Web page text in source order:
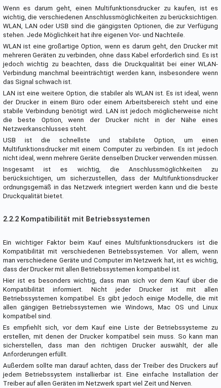
Wenn es darum geht, einen Multifunktionsdrucker zu kaufen, ist es
wichtig, die verschiedenen Anschlussmöglichkeiten zu berücksichtigen.
WLAN, LAN oder USB sind die gängigsten Optionen, die zur Verfügung
stehen. Jede Möglichkeit hat ihre eigenen Vor- und Nachteile.
WLAN ist eine großartige Option, wenn es darum geht, den Drucker mit
mehreren Geräten zu verbinden, ohne dass Kabel erforderlich sind. Es ist
jedoch wichtig zu beachten, dass die Druckqualität bei einer WLAN-
Verbindung manchmal beeinträchtigt werden kann, insbesondere wenn
das Signal schwach ist.
LAN ist eine weitere Option, die stabiler als WLAN ist. Es ist ideal, wenn
der Drucker in einem Büro oder einem Arbeitsbereich steht und eine
stabile Verbindung benötigt wird. LAN ist jedoch möglicherweise nicht
die beste Option, wenn der Drucker nicht in der Nähe eines
Netzwerkanschlusses steht.
USB ist die schnellste und stabilste Option, um einen
Multifunktionsdrucker mit einem Computer zu verbinden. Es ist jedoch
nicht ideal, wenn mehrere Geräte denselben Drucker verwenden müssen.
Insgesamt ist es wichtig, die Anschlussmöglichkeiten zu
berücksichtigen, um sicherzustellen, dass der Multifunktionsdrucker
ordnungsgemäß in das Netzwerk integriert werden kann und die beste
Druckqualität bietet.
2.2.2 Kompatibilität mit Betriebssystemen
Ein wichtiger Faktor beim Kauf eines Multifunktionsdruckers ist die
Kompatibilität mit verschiedenen Betriebssystemen. Vor allem, wenn
man verschiedene Geräte und Computer im Netzwerk hat, ist es wichtig,
dass der Drucker mit allen Betriebssystemen kompatibel ist.
Hier ist es besonders wichtig, dass man sich vor dem Kauf über die
Kompatibilität informiert. Nicht jeder Drucker ist mit allen
Betriebssystemen kompatibel. Es gibt jedoch einige Modelle, die mit
allen gängigen Betriebssystemen wie Windows, Mac OS und Linux
kompatibel sind.
Es empfiehlt sich, vor dem Kauf eine Liste der Betriebssysteme zu
erstellen, mit denen der Drucker kompatibel sein muss. So kann man
sicherstellen, dass man den richtigen Drucker auswählt, der alle
Anforderungen erfüllt.
Außerdem sollte man darauf achten, dass der Treiber des Druckers auf
jedem Betriebssystem installierbar ist. Eine einfache Installation der
Treiber auf allen Geräten im Netzwerk spart viel Zeit und Nerven.